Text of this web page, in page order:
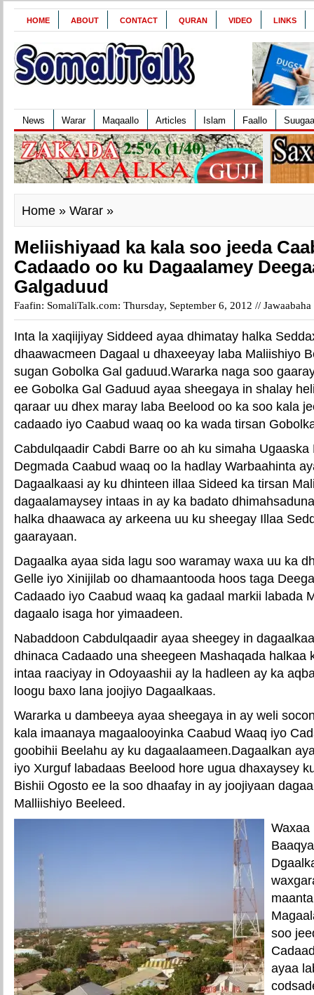
HOME ABOUT CONTACT QURAN VIDEO LINKS
News Warar Maqaallo Articles Islam Faallo
Home » Warar »
Meliishiyaad ka kala soo jeeda
Cadaado oo ku Dagaalamey
Galgaduud
Faafin: SomaliTalk.com: Thursday, September 6, 2012 //
Inta la xaqiijiyay Siddeed ayaa dhimatay halka
dhaawacmeen Dagaal u dhaxeeyay laba Maliishiyo
sugan Gobolka Gal gaduud.Wararka naga soo
ee Gobolka Gal Gaduud ayaa sheegaya in shalay
qaraar uu dhex maray laba Beelood oo ka soo kala
cadaado iyo Caabud waaq oo ka wada tirsan
Cabdulqaadir Cabdi Barre oo ah ku simaha
Degmada Caabud waaq oo la hadlay Warbaahinta
Dagaalkaasi ay ku dhinteen illaa Sideed ka tirsan
dagaalamaysey intaas in ay ka badato
halka dhaawaca ay arkeena uu ku sheegay Illaa
gaarayaan.
Dagaalka ayaa sida lagu soo waramay waxa uu ka
Gelle iyo Xinijilab oo dhamaantooda hoos taga
Cadaado iyo Caabud waaq ka gadaal markii labada
dagaalo isaga hor yimaadeen.
Nabaddoon Cabdulqaadir ayaa sheegey in
dhinaca Cadaado una sheegeen Mashaqada halkaa
intaa raaciyay in Odoyaashii ay la hadleen ay ka
loogu baxo lana joojiyo Dagaalkaas.
Wararka u dambeeya ayaa sheegaya in ay weli
kala imaanaya magaalooyinka Caabud Waaq iyo
goobihii Beelahu ay ku dagaalaameen.Dagaalkan
iyo Xurguf labadaas Beelood hore ugua dhaxaysey
Bishii Ogosto ee la soo dhaafay in ay joojiyaan
Malliishiyo Beeleed.
Waxaa
soo
ayaa